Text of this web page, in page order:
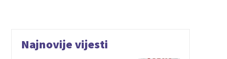
Najnovije vijesti